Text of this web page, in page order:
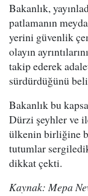
Bakanlık,
patlamanın
yerini güvenlik
olayın
takip ederek
sürdürdüğünü
Bakanlık bu
Dürzi şeyhler ve
ülkenin birliğine
tutumlar
dikkat çekti.
Kaynak: Mepa